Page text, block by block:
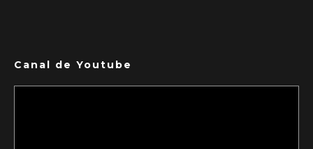
Canal de Youtube